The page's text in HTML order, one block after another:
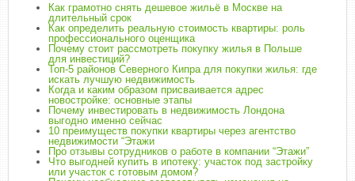
Как грамотно снять дешевое жильё в Москве на
длительный срок
Как определить реальную стоимость квартиры: роль
профессионального оценщика
Почему стоит рассмотреть покупку жилья в Польше
для инвестиций?
Топ-5 районов Северного Кипра для покупки жилья: где
искать лучшую недвижимость
Когда и каким образом присваивается адрес
новостройке: основные этапы
Почему инвестировать в недвижимость Лондона
выгодно именно сейчас
10 преимуществ покупки квартиры через агентство
недвижимости “Этажи
Про отзывы сотрудников о работе в компании “Этажи”
Что выгодней купить в ипотеку: участок под застройку
или участок с готовым домом?